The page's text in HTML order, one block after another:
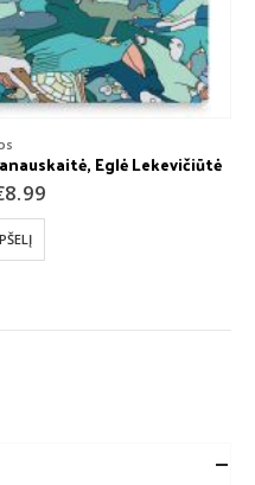
Eglė Lekevičiūtė
8.99Current